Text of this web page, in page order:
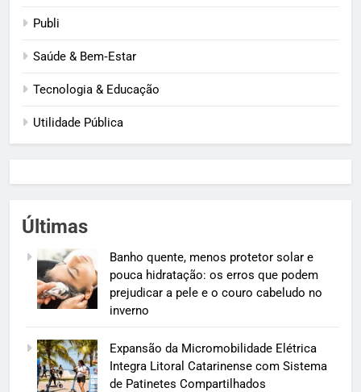
Publi
Saúde & Bem‑Estar
Tecnologia & Educação
Utilidade Pública
Últimas
Banho quente, menos protetor solar e
pouca hidratação: os erros que podem
prejudicar a pele e o couro cabeludo no
inverno
Expansão da Micromobilidade Elétrica
Integra Litoral Catarinense com Sistema
de Patinetes Compartilhados